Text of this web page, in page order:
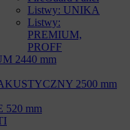
Listwy: UNIKA
Listwy:
PREMIUM,
PROFF
2440 mm
2500 mm
520 mm